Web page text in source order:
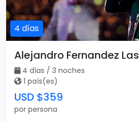
4 días
Alejandro Fernandez
4 días / 3 noches
1 país(es)
USD $359
por persona